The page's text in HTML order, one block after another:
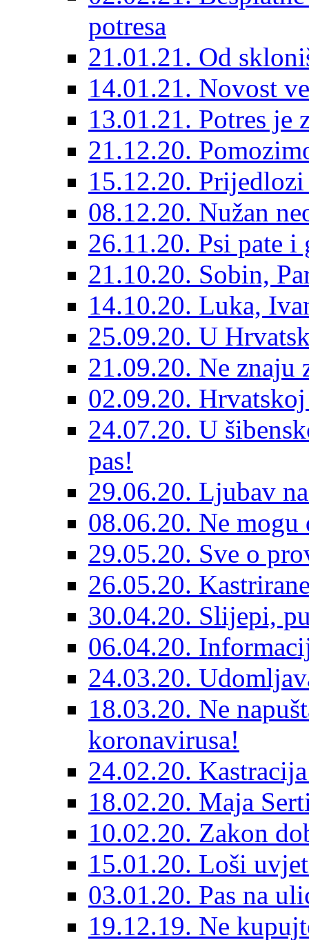
potresa
21.01.21. Od
14.01.21. Novost
13.01.21. Potres je
21.12.20.
15.12.20.
08.12.20. Nužan
26.11.20. Psi pate
21.10.20. Sobin,
14.10.20. Luka,
25.09.20. U
21.09.20. Ne znaju
02.09.20.
24.07.20. U
pas!
29.06.20. Ljubav
08.06.20. Ne
29.05.20. Sve o
26.05.20.
30.04.20. Slijepi,
06.04.20.
24.03.20.
18.03.20. Ne
koronavirusa!
24.02.20.
18.02.20. Maja
10.02.20. Zakon
15.01.20. Loši
03.01.20. Pas na
19.12.19. Ne